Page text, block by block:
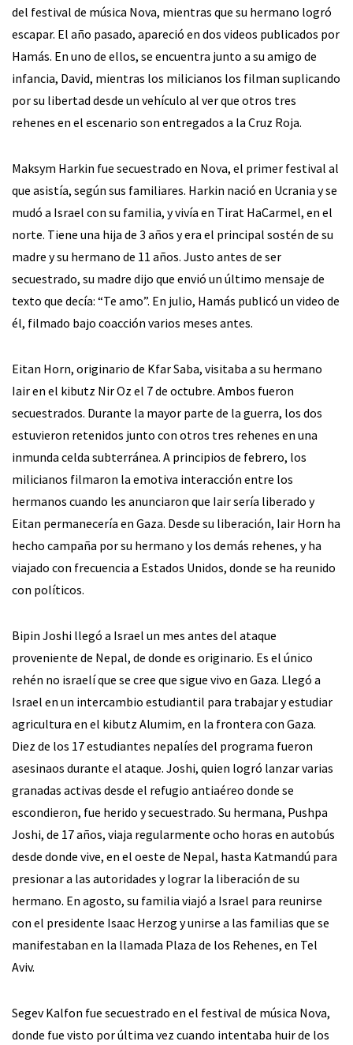
del festival de música Nova, mientras que su hermano logró
escapar. El año pasado, apareció en dos videos publicados por
Hamás. En uno de ellos, se encuentra junto a su amigo de
infancia, David, mientras los milicianos los filman suplicando
por su libertad desde un vehículo al ver que otros tres
rehenes en el escenario son entregados a la Cruz Roja.
Maksym Harkin fue secuestrado en Nova, el primer festival al
que asistía, según sus familiares. Harkin nació en Ucrania y se
mudó a Israel con su familia, y vivía en Tirat HaCarmel, en el
norte. Tiene una hija de 3 años y era el principal sostén de su
madre y su hermano de 11 años. Justo antes de ser
secuestrado, su madre dijo que envió un último mensaje de
texto que decía: “Te amo”. En julio, Hamás publicó un video de
él, filmado bajo coacción varios meses antes.
Eitan Horn, originario de Kfar Saba, visitaba a su hermano
Iair en el kibutz Nir Oz el 7 de octubre. Ambos fueron
secuestrados. Durante la mayor parte de la guerra, los dos
estuvieron retenidos junto con otros tres rehenes en una
inmunda celda subterránea. A principios de febrero, los
milicianos filmaron la emotiva interacción entre los
hermanos cuando les anunciaron que Iair sería liberado y
Eitan permanecería en Gaza. Desde su liberación, Iair Horn ha
hecho campaña por su hermano y los demás rehenes, y ha
viajado con frecuencia a Estados Unidos, donde se ha reunido
con políticos.
Bipin Joshi llegó a Israel un mes antes del ataque
proveniente de Nepal, de donde es originario. Es el único
rehén no israelí que se cree que sigue vivo en Gaza. Llegó a
Israel en un intercambio estudiantil para trabajar y estudiar
agricultura en el kibutz Alumim, en la frontera con Gaza.
Diez de los 17 estudiantes nepalíes del programa fueron
asesinaos durante el ataque. Joshi, quien logró lanzar varias
granadas activas desde el refugio antiaéreo donde se
escondieron, fue herido y secuestrado. Su hermana, Pushpa
Joshi, de 17 años, viaja regularmente ocho horas en autobús
desde donde vive, en el oeste de Nepal, hasta Katmandú para
presionar a las autoridades y lograr la liberación de su
hermano. En agosto, su familia viajó a Israel para reunirse
con el presidente Isaac Herzog y unirse a las familias que se
manifestaban en la llamada Plaza de los Rehenes, en Tel
Aviv.
Segev Kalfon fue secuestrado en el festival de música Nova,
donde fue visto por última vez cuando intentaba huir de los